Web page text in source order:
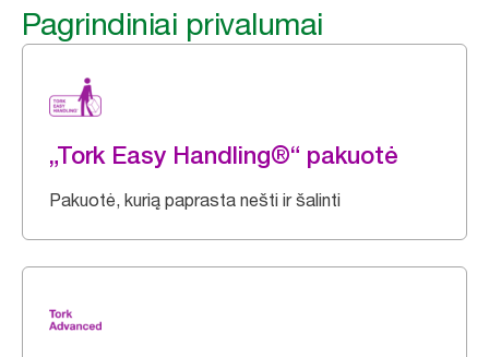
Pagrindiniai privalumai
„Tork Easy Handling®“ pakuotė
Pakuotė, kurią paprasta nešti ir šalinti